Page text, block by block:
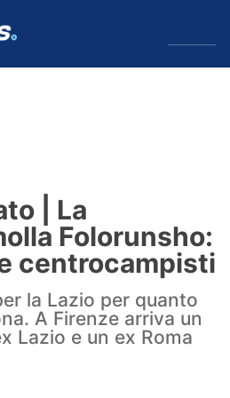
| La
Folorunsho:
centrocampisti
la Lazio per quanto
A Firenze arriva un
Lazio e un ex Roma